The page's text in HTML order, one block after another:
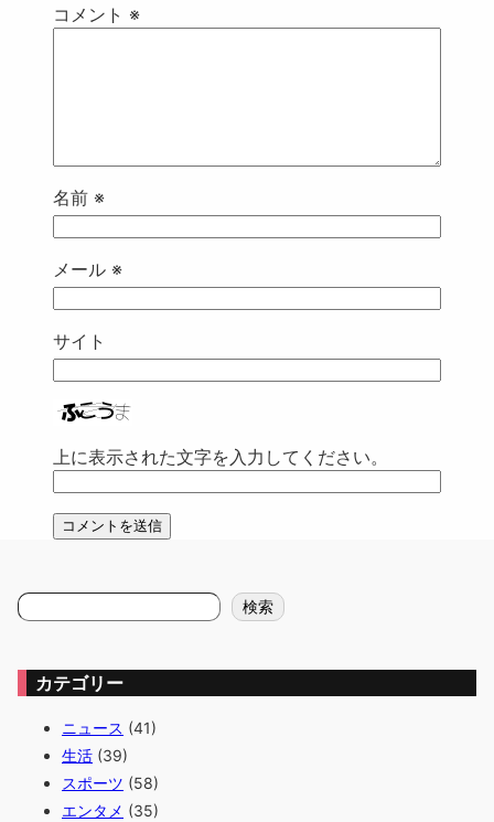
コメント ※
名前 ※
メール ※
サイト
上に表示された文字を入力してください。
検
索
検索
カテゴリー
ニュース (41)
生活 (39)
スポーツ (58)
エンタメ (35)